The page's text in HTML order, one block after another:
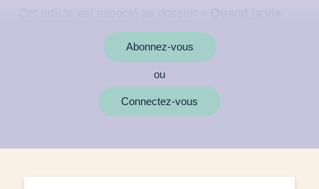
Abonnez-vous
ou
Connectez-vous